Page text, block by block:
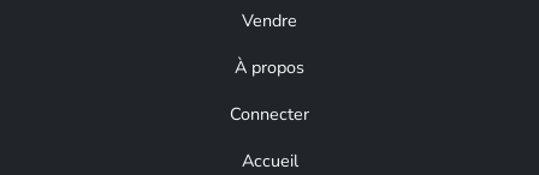
Vendre
À propos
Connecter
Accueil